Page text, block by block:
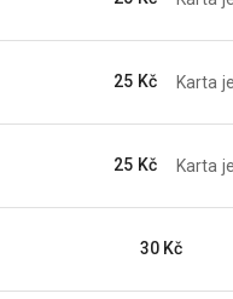
25 Kč Karta
25 Kč Karta
30 Kč